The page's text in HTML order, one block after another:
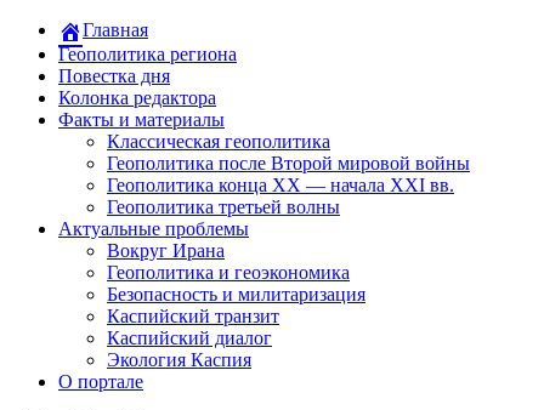
Главная
Геополитика региона
Повестка дня
Колонка редактора
Факты и материалы
Классическая геополитика
Геополитика после Второй мировой войны
Геополитика конца XX — начала XXI вв.
Геополитика третьей волны
Актуальные проблемы
Вокруг Ирана
Геополитика и геоэкономика
Безопасность и милитаризация
Каспийский транзит
Каспийский диалог
Экология Каспия
О портале